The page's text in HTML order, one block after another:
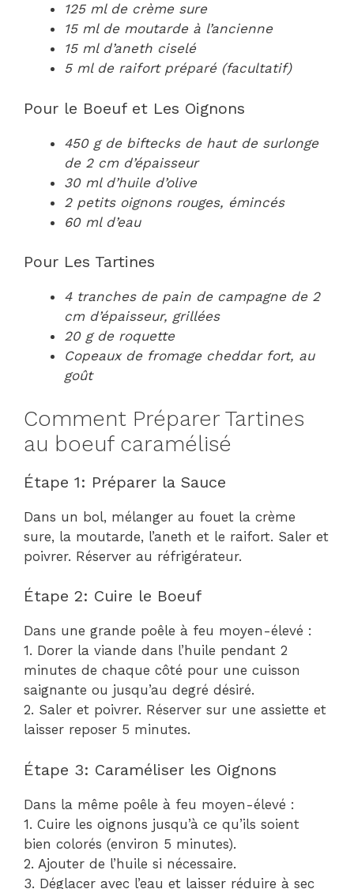
125 ml de crème sure
15 ml de moutarde à l’ancienne
15 ml d’aneth ciselé
5 ml de raifort préparé (facultatif)
Pour le Boeuf et Les Oignons
450 g de biftecks de haut de surlonge
de 2 cm d’épaisseur
30 ml d’huile d’olive
2 petits oignons rouges, émincés
60 ml d’eau
Pour Les Tartines
4 tranches de pain de campagne de 2
cm d’épaisseur, grillées
20 g de roquette
Copeaux de fromage cheddar fort, au
goût
Comment Préparer Tartines
au boeuf caramélisé
Étape 1: Préparer la Sauce
Dans un bol, mélanger au fouet la crème
sure, la moutarde, l’aneth et le raifort. Saler et
poivrer. Réserver au réfrigérateur.
Étape 2: Cuire le Boeuf
Dans une grande poêle à feu moyen-élevé :
1. Dorer la viande dans l’huile pendant 2
minutes de chaque côté pour une cuisson
saignante ou jusqu’au degré désiré.
2. Saler et poivrer. Réserver sur une assiette et
laisser reposer 5 minutes.
Étape 3: Caraméliser les Oignons
Dans la même poêle à feu moyen-élevé :
1. Cuire les oignons jusqu’à ce qu’ils soient
bien colorés (environ 5 minutes).
2. Ajouter de l’huile si nécessaire.
3. Déglacer avec l’eau et laisser réduire à sec